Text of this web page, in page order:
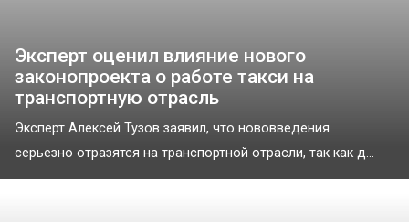
Эксперт оценил влияние нового
законопроекта о работе такси на
транспортную отрасль
Эксперт Алексей Тузов заявил, что нововведения
серьезно отразятся на транспортной отрасли, так как д...